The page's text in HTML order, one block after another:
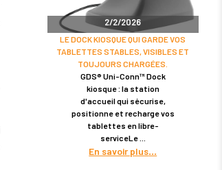
2/2/2026
LE DOCK KIOSQUE QUI GARDE VOS
TABLETTES STABLES, VISIBLES ET
TOUJOURS CHARGÉES.
GDS® Uni-Conn™ Dock
kiosque : la station
d'accueil qui sécurise,
positionne et recharge vos
tablettes en libre-
serviceLe
En savoir plus